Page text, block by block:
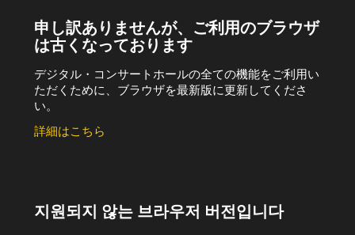
申し訳ありませんが、ご利用のブラウザ
は古くなっております
デジタル・コンサートホールの全ての機能をご利用い
ただくために、ブラウザを最新版に更新してくださ
い。
詳細はこちら
지원되지 않는 브라우저 버전입니다